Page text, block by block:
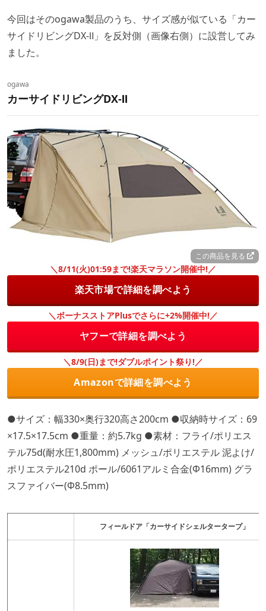
今回はそのogawa製品のうち、サイズ感が似ている「カー
サイドリビングDX-Ⅱ」を反対側（画像右側）に設営してみ
ました。
ogawa
カーサイドリビングDX-Ⅱ
この商品を見る
＼8/11(火)01:59まで!楽天マラソン開催中!／
楽天市場で詳細を調べよう
＼ボーナスストアPlusでさらに+2%開催中!／
ヤフーで詳細を調べよう
＼8/9(日)まで!ダブルポイント祭り!／
Amazonで詳細を調べよう
●サイズ：幅330×奥行320高さ200cm ●収納時サイズ：69
×17.5×17.5cm ●重量：約5.7kg ●素材：フライ/ポリエス
テル75d(耐水圧1,800mm) メッシュ/ポリエステル 泥よけ/
ポリエステル210d ポール/6061アルミ合金(Φ16mm) グラ
スファイバー(Φ8.5mm)
フィールドア「カーサイドシェルタータープ」